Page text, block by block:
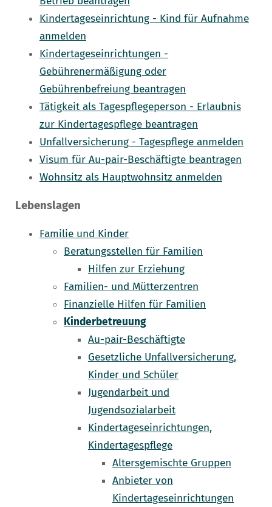
Kindertageseinrichtung - Kind für Aufnahme
anmelden
Kindertageseinrichtungen -
Gebührenermäßigung oder
Gebührenbefreiung beantragen
Tätigkeit als Tagespflegeperson - Erlaubnis
zur Kindertagespflege beantragen
Unfallversicherung - Tagespflege anmelden
Visum für Au-pair-Beschäftigte beantragen
Wohnsitz als Hauptwohnsitz anmelden
Lebenslagen
Familie und Kinder
Beratungsstellen für Familien
Hilfen zur Erziehung
Familien- und Mütterzentren
Finanzielle Hilfen für Familien
Kinderbetreuung
Au-pair-Beschäftigte
Gesetzliche Unfallversicherung,
Kinder und Schüler
Jugendarbeit und
Jugendsozialarbeit
Kindertageseinrichtungen,
Kindertagespflege
Altersgemischte Gruppen
Anbieter von
Kindertageseinrichtungen